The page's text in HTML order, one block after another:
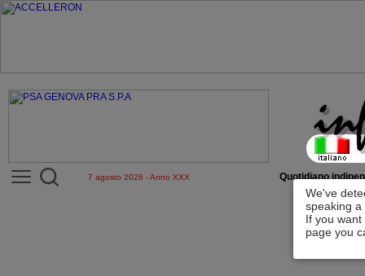
We've
speaking
If you
page you
7 agosto 2026 - Anno XXX Quotidiano